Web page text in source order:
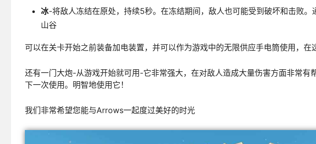
冰-将敌人冻结在原处，持续5秒。在冻结期间，敌人也可能受到破坏和击败
山谷
可以在关卡开始之前装备加电装置，并可以作为游戏中的无限供应手电筒使用，在
还有一门大炮-从游戏开始就可用-它非常强大，在对敌人造成大量伤害方面非常有
下一次使用。明智地使用它！
我们非常希望您能与Arrows一起度过美好的时光